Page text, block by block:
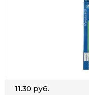
11.30 руб.